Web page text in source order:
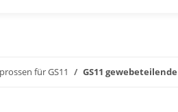
für GS11 GS11